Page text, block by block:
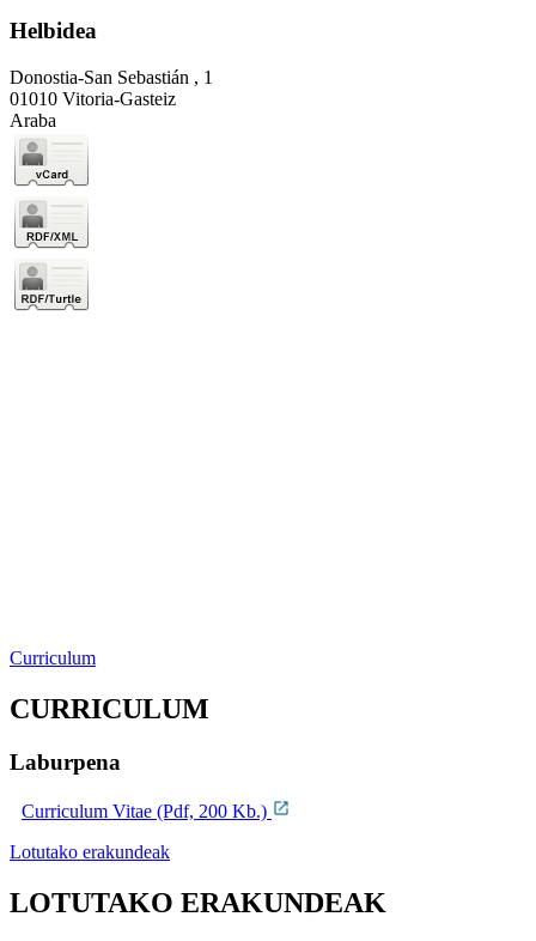
Helbidea
Donostia-San Sebastián , 1
01010 Vitoria-Gasteiz
Araba
Curriculum
CURRICULUM
Laburpena
Curriculum Vitae (Pdf, 200 Kb.)
Lotutako erakundeak
LOTUTAKO ERAKUNDEAK